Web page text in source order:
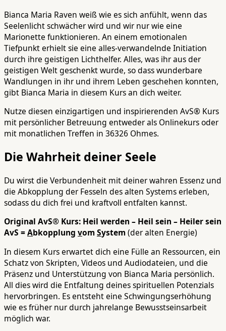
Bianca Maria Raven weiß wie es sich anfühlt, wenn das
Seelenlicht schwächer wird und wir nur wie eine
Marionette funktionieren. An einem emotionalen
Tiefpunkt erhielt sie eine alles-verwandelnde Initiation
durch ihre geistigen Lichthelfer. Alles, was ihr aus der
geistigen Welt geschenkt wurde, so dass wunderbare
Wandlungen in ihr und ihrem Leben geschehen konnten,
gibt Bianca Maria in diesem Kurs an dich weiter.
Nutze diesen einzigartigen und inspirierenden AvS® Kurs
mit persönlicher Betreuung entweder als Onlinekurs oder
mit monatlichen Treffen in 36326 Ohmes.
Die Wahrheit deiner Seele
Du wirst die Verbundenheit mit deiner wahren Essenz und
die Abkopplung der Fesseln des alten Systems erleben,
sodass du dich frei und kraftvoll entfalten kannst.
Original AvS® Kurs: Heil werden – Heil sein – Heiler sein
AvS =Abkopplung vom System (der alten Energie)
In diesem Kurs erwartet dich eine Fülle an Ressourcen, ein
Schatz von Skripten, Videos und Audiodateien, und die
Präsenz und Unterstützung von Bianca Maria persönlich.
All dies wird die Entfaltung deines spirituellen Potenzials
hervorbringen. Es entsteht eine Schwingungserhöhung
wie es früher nur durch jahrelange Bewusstseinsarbeit
möglich war.